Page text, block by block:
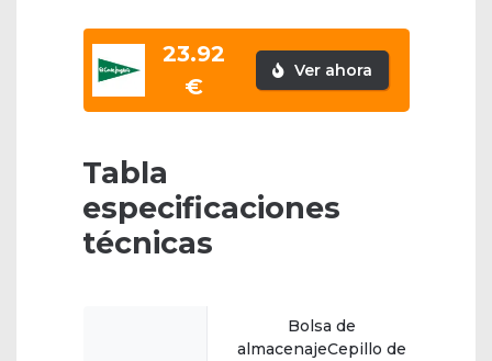
23.92
€
Ver ahora
Tabla
especificaciones
técnicas
Bolsa de
almacenajeCepillo de